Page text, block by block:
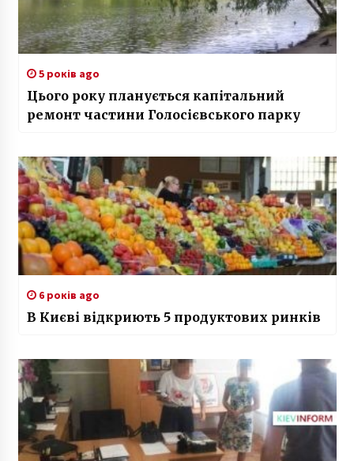
5 років ago
Цього року планується капітальний
ремонт частини Голосієвського парку
6 років ago
В Києві відкриють 5 продуктових ринків